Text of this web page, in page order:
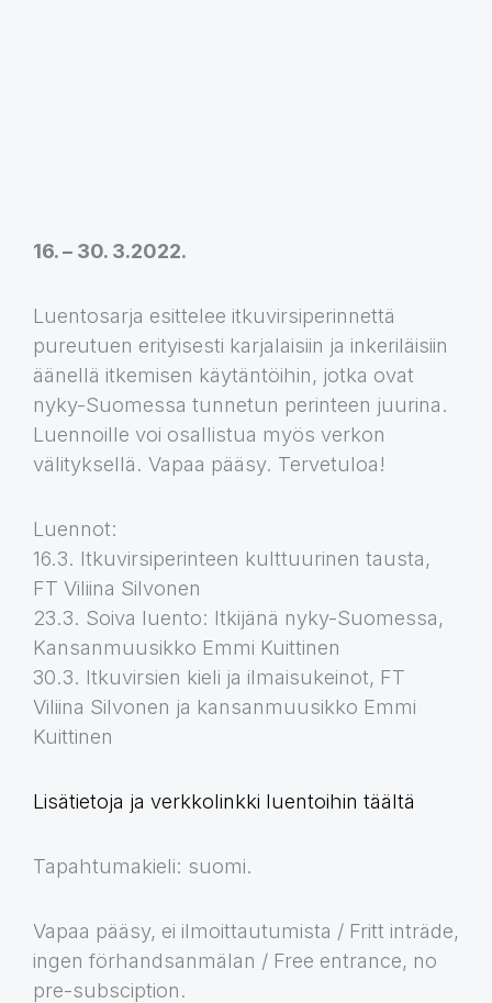
16. – 30. 3.2022.
Luentosarja esittelee itkuvirsiperinnettä
pureutuen erityisesti karjalaisiin ja inkeriläisiin
äänellä itkemisen käytäntöihin, jotka ovat
nyky-Suomessa tunnetun perinteen juurina.
Luennoille voi osallistua myös verkon
välityksellä. Vapaa pääsy. Tervetuloa!
Luennot:
16.3. Itkuvirsiperinteen kulttuurinen tausta,
FT Viliina Silvonen
23.3. Soiva luento: Itkijänä nyky-Suomessa,
Kansanmuusikko Emmi Kuittinen
30.3. Itkuvirsien kieli ja ilmaisukeinot, FT
Viliina Silvonen ja kansanmuusikko Emmi
Kuittinen
Lisätietoja ja verkkolinkki luentoihin täältä
Tapahtumakieli: suomi.
Vapaa pääsy, ei ilmoittautumista / Fritt inträde,
ingen förhandsanmälan / Free entrance, no
pre-subsciption.